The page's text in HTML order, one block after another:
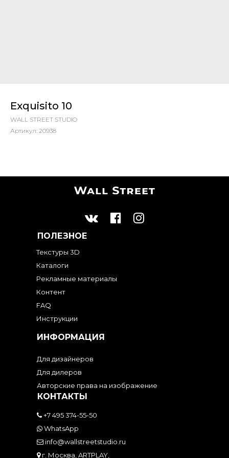
Exquisito 10
WALL STREET STUDIO
Артикул: 20938
ПОЛЕЗНОЕ
Текстуры 3D
Каталоги
Рекламные материалы
Контент
FAQ
Инструкции
ИНФОРМАЦИЯ
Для дизайнеров
Для дилеров
Авторские права на изображение
КОНТАКТЫ
+7 495 374-55-50
WhatsApp
info@wallstreetstudio.ru
г. Москва, ARTPLAY,